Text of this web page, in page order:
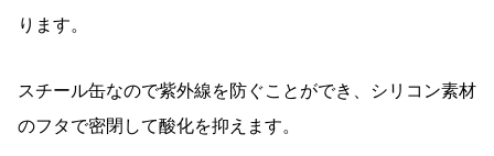
ります。
スチール缶なので紫外線を防ぐことができ、シリコン素材
のフタで密閉して酸化を抑えます。